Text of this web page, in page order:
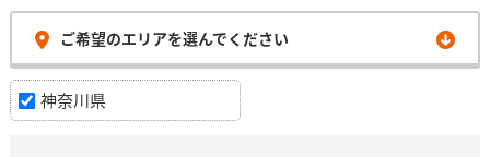
ご希望のエリアを選んでください
神奈川県